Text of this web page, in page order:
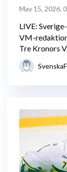
May 15, 2026,
LIVE:
VM-
Tre Kronors